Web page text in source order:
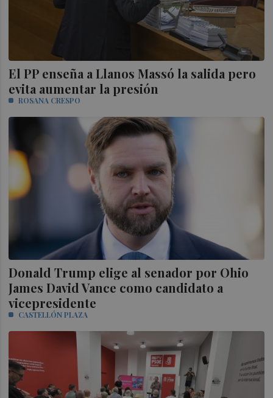
El PP enseña a Llanos Massó la salida pero
evita aumentar la presión
ROSANA CRESPO
Donald Trump elige al senador por Ohio
James David Vance como candidato a
vicepresidente
CASTELLÓN PLAZA